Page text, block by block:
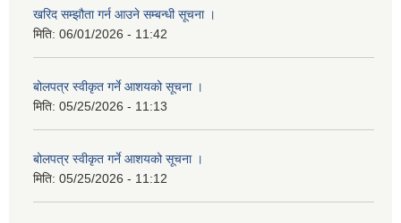
खरिद सम्झौता गर्न आउने सम्बन्धी सूचना ।
मिति: 06/01/2026 - 11:42
बोलपत्र स्वीकृत गर्ने आशयको सूचना ।
मिति: 05/25/2026 - 11:13
बोलपत्र स्वीकृत गर्ने आशयको सूचना ।
मिति: 05/25/2026 - 11:12